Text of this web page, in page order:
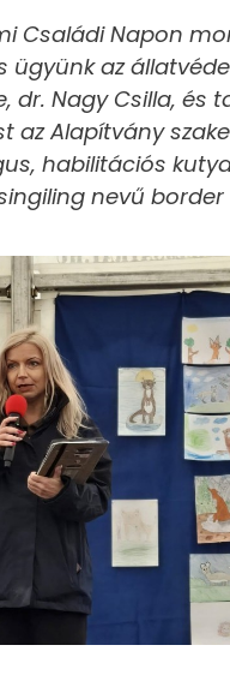
Családi Napon
ügyünk az
dr. Nagy Csilla, és
az Alapítvány
habilitációs
nevű